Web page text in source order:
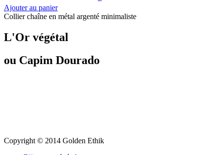
Ajouter au panier
Collier chaîne en métal argenté minimaliste
L'Or végétal
ou Capim Dourado
Copyright © 2014 Golden Ethik